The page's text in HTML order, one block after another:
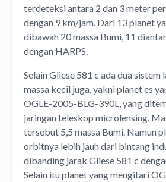
terdeteksi antara 2 dan 3 meter
dengan 9 km/jam. Dari 13 planet
dibawah 20 massa Bumi, 11
dengan HARPS.
Selain Gliese 581 c ada dua sistem
massa kecil juga, yakni planet es
OGLE-2005-BLG-390L, yang
jaringan teleskop microlensing.
tersebut 5,5 massa Bumi. Namun
orbitnya lebih jauh dari bintang
dibanding jarak Gliese 581 c
Selain itu planet yang mengitari